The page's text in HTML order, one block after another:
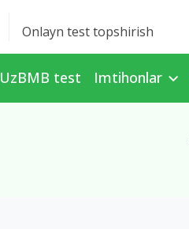
Onlayn test topshirish
UzBMB test Imtihonlar